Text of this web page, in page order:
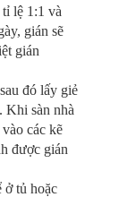
lệ 1:1 và
gián sẽ
gián
đó lấy giẻ
Khi sàn nhà
các kẽ
được gián
ở tủ hoặc